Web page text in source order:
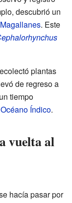
descubrió un
. Este
plantas
de regreso a
tiempo
Océano Índico.
vuelta al
hacía pasar por